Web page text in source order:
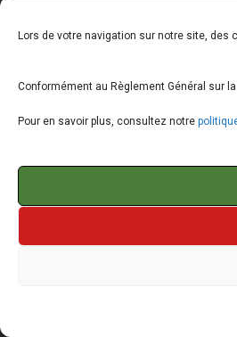
Lors de votre navigation sur notre site, des
Conformément au Règlement Général sur
Pour en savoir plus, consultez notre